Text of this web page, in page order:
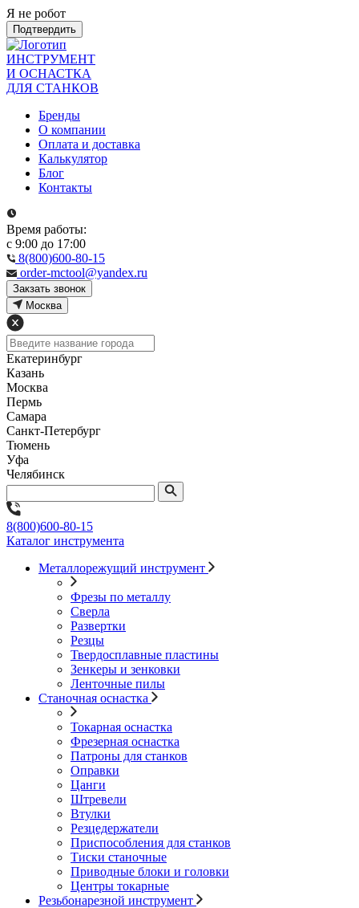
Я не робот
Подтвердить
ИНСТРУМЕНТ
И ОСНАСТКА
ДЛЯ СТАНКОВ
Бренды
О компании
Оплата и доставка
Калькулятор
Блог
Контакты
Время работы:
с 9:00 до 17:00
8(800)600-80-15
order-mctool@yandex.ru
Закзать звонок
Москва
Екатеринбург
Казань
Москва
Пермь
Самара
Санкт-Петербург
Тюмень
Уфа
Челябинск
8(800)600-80-15
Каталог инструмента
Металлорежущий инструмент
Фрезы по металлу
Сверла
Развертки
Резцы
Твердосплавные пластины
Зенкеры и зенковки
Ленточные пилы
Станочная оснастка
Токарная оснастка
Фрезерная оснастка
Патроны для станков
Оправки
Цанги
Штревели
Втулки
Резцедержатели
Приспособления для станков
Тиски станочные
Приводные блоки и головки
Центры токарные
Резьбонарезной инструмент